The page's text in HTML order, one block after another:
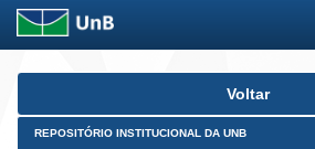
Skip
Voltar
REPOSITÓRIO INSTITUCIONAL DA UNB